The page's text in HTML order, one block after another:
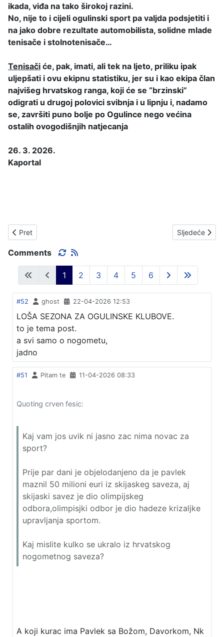
ikada, viđa na tako širokoj razini.
No, nije to i cijeli ogulinski sport pa valjda podsjetiti i
na jako dobre rezultate automobilista, solidne mlade
tenisače i stolnotenisače…
Tenisači će, pak, imati, ali tek na ljeto, priliku ipak
uljepšati i ovu ekipnu statistiku, jer su i kao ekipa član
najvišeg hrvatskog ranga, koji će se “brzinski”
odigrati u drugoj polovici svibnja i u lipnju i, nadamo
se, završiti puno bolje po Ogulince nego većina
ostalih ovogodišnjih natjecanja
26. 3. 2026.
Kaportal
Prethodni članak: AMERIČKI NOSAČ ZRAKOPLOVA, PONOVNO
Pret Sljedeći
Sljedeće
Comments
1 2 3 4 5 6
#52 ghost 22-04-2026 12:53
LOŠA SEZONA ZA OGULINSKE KLUBOVE.
to je tema post.
a svi samo o nogometu,
jadno
#51 Pitam te 11-04-2026 08:33
Quoting crven fesic:
Kaj vam jos uvik ni jasno zac nima novac za
sport?
Prije par dani je objelodanjeno da je pavlek
maznil 50 milioni euri iz skijaskeg saveza, aj
skijaski savez je dio olimpijskeg
odbora,olimpisjki odbor je dio hadeze krizaljke
upravljanja sportom.
Kaj mislite kulko se ukralo iz hrvatskog
nogometnog saveza?
A koji kurac ima Pavlek sa Božom, Davorkom, Nk